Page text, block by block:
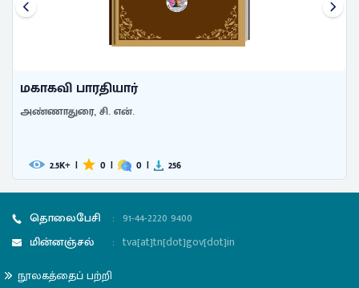
பாலபாரதி
ஐயர், வ. வே. ஸூ.
653 | 1 | 0 |
தொலைபேசி : 91-44-2220 9400
மின்னஞ்சல்
: tva[at]tn[dot]gov[dot]in
நூலகத்தைப் பற்றி